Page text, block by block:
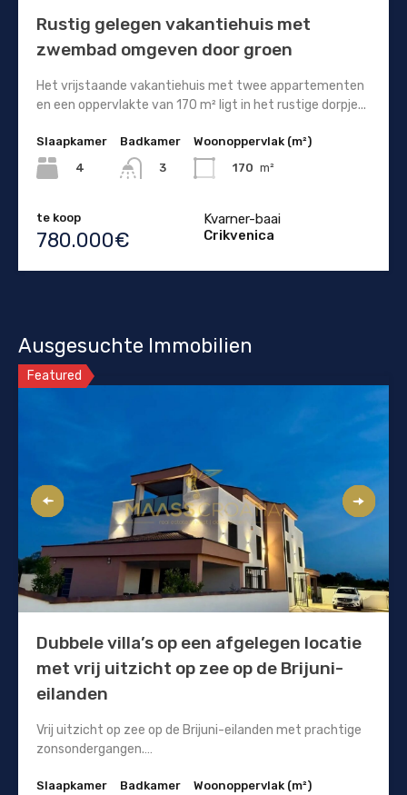
Rustig gelegen vakantiehuis met
zwembad omgeven door groen
Het vrijstaande vakantiehuis met twee appartementen
en een oppervlakte van 170 m² ligt in het rustige dorpje...
Slaapkamer
4
Badkamer
3
Woonoppervlak (m²)
170 m²
te koop
780.000€
Kvarner-baai
Crikvenica
Ausgesuchte Immobilien
Featured
Dubbele villa’s op een afgelegen locatie
met vrij uitzicht op zee op de Brijuni-
eilanden
Vrij uitzicht op zee op de Brijuni-eilanden met prachtige
zonsondergangen.…
Slaapkamer
Badkamer
Woonoppervlak (m²)